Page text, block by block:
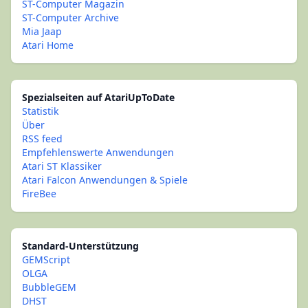
ST-Computer Magazin
ST-Computer Archive
Mia Jaap
Atari Home
Spezialseiten auf AtariUpToDate
Statistik
Über
RSS feed
Empfehlenswerte Anwendungen
Atari ST Klassiker
Atari Falcon Anwendungen & Spiele
FireBee
Standard-Unterstützung
GEMScript
OLGA
BubbleGEM
DHST